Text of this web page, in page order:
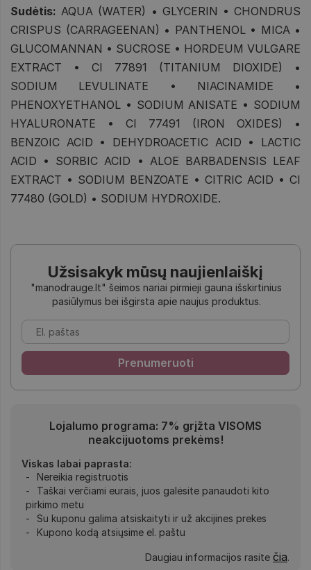
Sudėtis: AQUA (WATER) • GLYCERIN • CHONDRUS
CRISPUS (CARRAGEENAN) • PANTHENOL • MICA •
GLUCOMANNAN • SUCROSE • HORDEUM VULGARE
EXTRACT • CI 77891 (TITANIUM DIOXIDE) •
SODIUM LEVULINATE • NIACINAMIDE •
PHENOXYETHANOL • SODIUM ANISATE • SODIUM
HYALURONATE • CI 77491 (IRON OXIDES) •
BENZOIC ACID • DEHYDROACETIC ACID • LACTIC
ACID • SORBIC ACID • ALOE BARBADENSIS LEAF
EXTRACT • SODIUM BENZOATE • CITRIC ACID • CI
77480 (GOLD) • SODIUM HYDROXIDE.
Užsisakyk mūsų naujienlaiškį
"manodrauge.lt" šeimos nariai pirmieji gauna išskirtinius
pasiūlymus bei išgirsta apie naujus produktus.
Lojalumo programa: 7% grįžta VISOMS
neakcijuotoms prekėms!
Viskas labai paprasta:
Nereikia registruotis
Taškai verčiami eurais, juos galėsite panaudoti kito
pirkimo metu
Su kuponu galima atsiskaityti ir už akcijines prekes
Kupono kodą atsiųsime el. paštu
Daugiau informacijos rasite čia.